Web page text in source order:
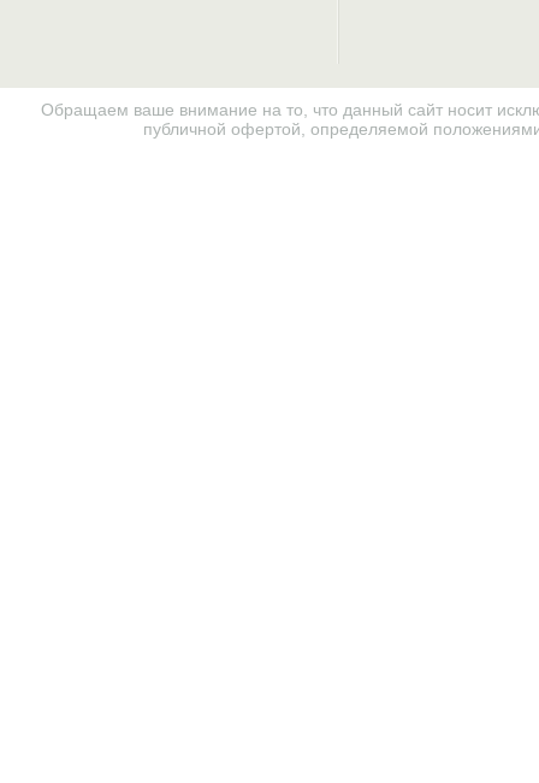
Обращаем ваше внимание на то, что данный сайт носит
публичной офертой, определяемой